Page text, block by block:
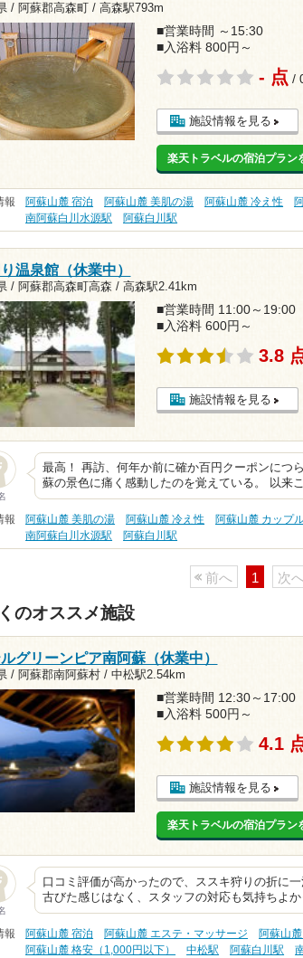
/ 阿蘇郡高森町 / 高森駅793m
■営業時間 ～15:30
■入浴料 800円～
- 点 /
施設情報を見る
楽天トラベルの宿泊プラン
報 阿蘇山麓 宿泊 阿蘇山麓 美肌の湯 阿蘇山麓 冷え性
南阿蘇白川水源駅
阿蘇白川駅
温泉館（休業中）
/ 阿蘇郡高森町高森 / 高森駅2.41km
■営業時間 11:00～19:00
■入浴料 600円～
3.8
施設情報を見る
最高！ 再訪、何年か前に確か百円クーポンにつ
蘇の景色に痛く感動したのを覚えている。 以来
報 阿蘇山麓 美肌の湯 阿蘇山麓 冷え性 阿蘇山麓 カップ
南阿蘇白川水源駅
阿蘇白川駅
前へ 1 次
のオススメ施設
グリーンピア南阿蘇（休業中）
/ 阿蘇郡南阿蘇村 / 中松駅2.54km
■営業時間 12:30～17:00
■入浴料 500円～
4.1
施設情報を見る
楽天トラベルの宿泊プラン
口コミ評価が高かったので、ススキ狩りの折に
古びた感じはなく、スタッフの対応も気持ちよ
報 阿蘇山麓 宿泊 阿蘇山麓 エステ・マッサージ
阿蘇山
阿蘇山麓 格安（1,000円以下）
中松駅 阿蘇白川駅